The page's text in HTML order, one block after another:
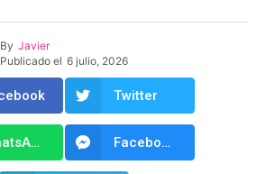
By Javier
Publicado el 6 julio, 2026
Twitter
WhatsApp Facebook Messenger